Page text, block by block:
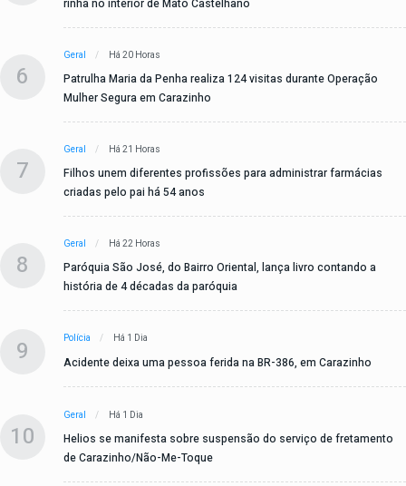
rinha no interior de Mato Castelhano
6
Geral Há 20 Horas
Patrulha Maria da Penha realiza 124 visitas durante Operação
Mulher Segura em Carazinho
7
Geral Há 21 Horas
Filhos unem diferentes profissões para administrar farmácias
criadas pelo pai há 54 anos
8
Geral Há 22 Horas
Paróquia São José, do Bairro Oriental, lança livro contando a
história de 4 décadas da paróquia
9 Polícia Há 1 Dia
Acidente deixa uma pessoa ferida na BR-386, em Carazinho
10
Geral Há 1 Dia
Helios se manifesta sobre suspensão do serviço de fretamento
de Carazinho/Não-Me-Toque